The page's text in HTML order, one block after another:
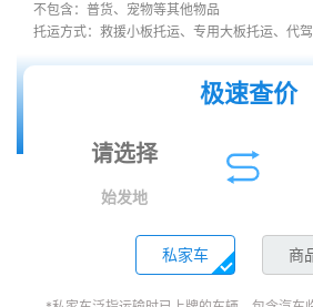
不包含：普货、宠物等其他物品
托运方式：救援小板托运、专用大板托运、代驾
极速查价
始发地
私家车 商